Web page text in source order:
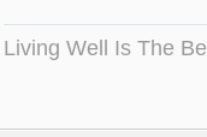
Living Well Is The